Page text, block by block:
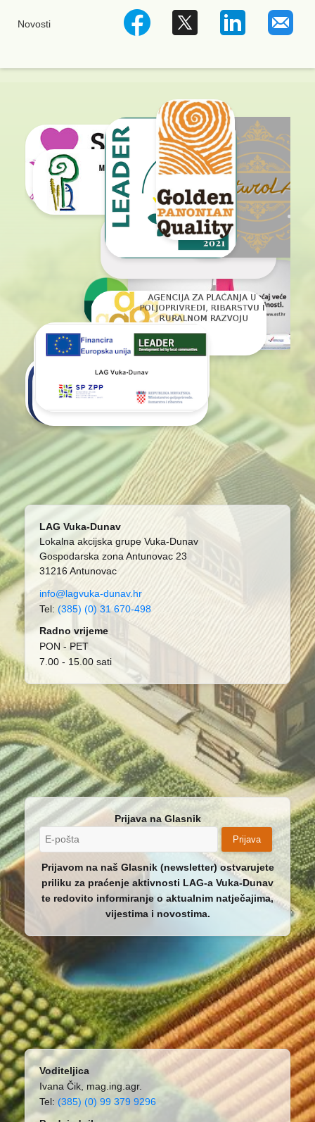
Novosti
LAG Vuka-Dunav
Lokalna akcijska grupe Vuka-Dunav
Gospodarska zona Antunovac 23
31216 Antunovac
info@lagvuka-dunav.hr
Tel: (385) (0) 31 670-498
Radno vrijeme
PON - PET
7.00 - 15.00 sati
Prijava na Glasnik
Prijava
Prijavom na naš Glasnik (newsletter) ostvarujete
priliku za praćenje aktivnosti LAG-a Vuka-Dunav
te redovito informiranje o aktualnim natječajima,
vijestima i novostima.
Voditeljica
Ivana Čik, mag.ing.agr.
Tel: (385) (0) 99 379 9296